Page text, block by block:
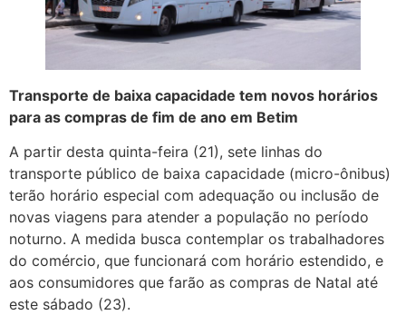
Transporte de baixa capacidade tem novos horários
para as compras de fim de ano em Betim
A partir desta quinta-feira (21), sete linhas do
transporte público de baixa capacidade (micro-ônibus)
terão horário especial com adequação ou inclusão de
novas viagens para atender a população no período
noturno. A medida busca contemplar os trabalhadores
do comércio, que funcionará com horário estendido, e
aos consumidores que farão as compras de Natal até
este sábado (23).